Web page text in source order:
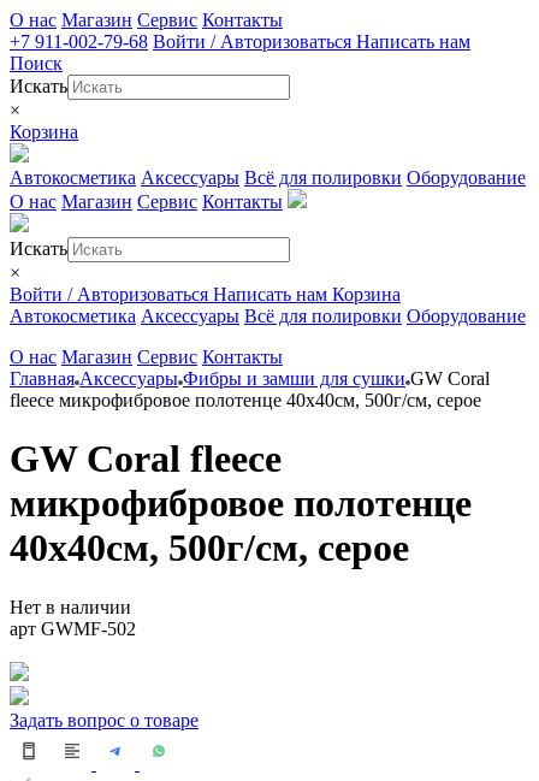
О нас Магазин Сервис Контакты
+7 911-002-79-68 Войти / Авторизоваться Написать нам
Поиск
Искать
×
Корзина
Автокосметика Аксессуары Всё для полировки Оборудование
О нас Магазин Сервис Контакты
Искать
×
Войти / Авторизоваться Написать нам Корзина
Автокосметика Аксессуары Всё для полировки Оборудование
О нас Магазин Сервис Контакты
Главная Аксессуары Фибры и замши для сушки GW Coral
fleece микрофибровое полотенце 40х40см, 500г/см, серое
GW Coral fleece
микрофибровое полотенце
40х40см, 500г/см, серое
Нет в наличии
арт GWMF-502
Задать вопрос о товаре